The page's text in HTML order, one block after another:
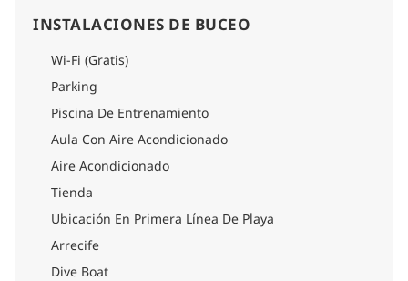
deliciosa cocina local e internacional.
una escapada total. Relájese, explore y disfrute de unas
vacaciones de buceo inolvidables en Moalboal, Cebú
¡Reserve sus vacaciones de buceo hoy
INSTALACIONES DE BUCEO
Wi-Fi (Gratis)
Parking
Piscina De Entrenamiento
Aula Con Aire Acondicionado
Aire Acondicionado
Tienda
Ubicación En Primera Línea De Playa
Arrecife
Dive Boat